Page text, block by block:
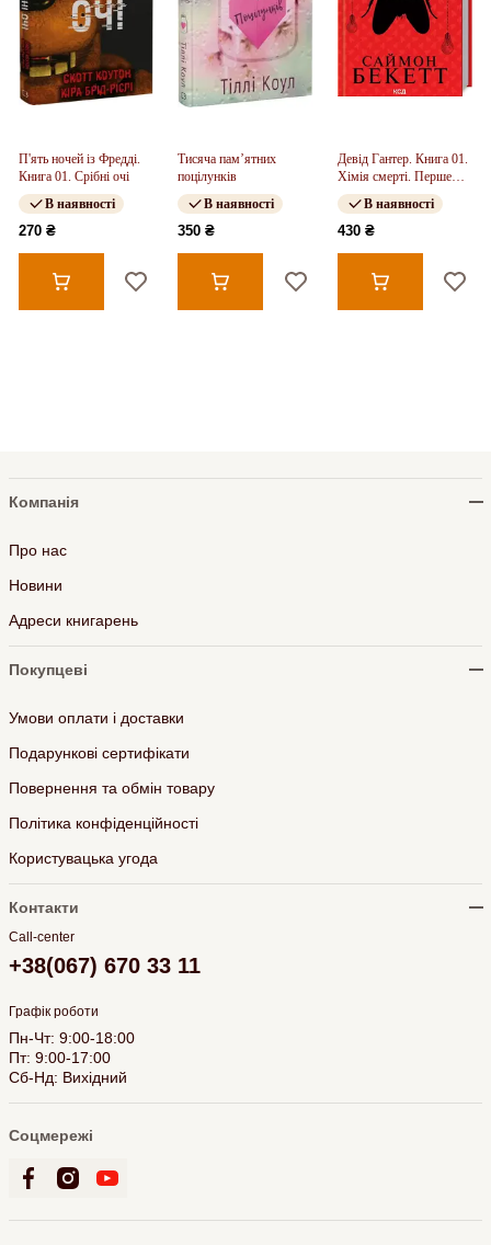
П'ять ночей із Фредді.
Книга 01. Срібні очі
В наявності
270 ₴
Тисяча пам’ятних
поцілунків
В наявності
350 ₴
Девід Гантер. Книга 01.
Хімія смерті. Перше
розслідування
В наявності
430 ₴
Компанія
Про нас
Новини
Адреси книгарень
Покупцеві
Умови оплати і доставки
Подарункові сертифікати
Повернення та обмін товару
Політика конфіденційності
Користувацька угода
Контакти
Call-center
+38(067) 670 33 11
Графік роботи
Пн-Чт: 9:00-18:00
Пт: 9:00-17:00
Сб-Нд: Вихідний
Соцмережі